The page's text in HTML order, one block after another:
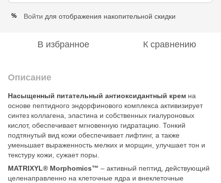
% Войти для отображения накопительной скидки
В избранное К сравнению
Описание
Насыщенный питательный антиоксидантный крем на
основе пептидного эндорфинового комплекса активизирует
синтез коллагена, эластина и собственных гиалуроновых
кислот, обеспечивает мгновенную гидратацию. Тонкий
подтянутый вид кожи обеспечивает лифтинг, а также
уменьшает выраженность мелких и морщин, улучшает тон и
текстуру кожи, сужает поры.
MATRIXYL® Morphomics™ – активный пептид, действующий
целенаправленно на клеточные ядра и внеклеточные